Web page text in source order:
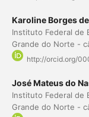
Karoline Borges
Instituto Federal de
Grande do Norte -
http://orcid.org/
José Mateus do
Instituto Federal de
Grande do Norte -